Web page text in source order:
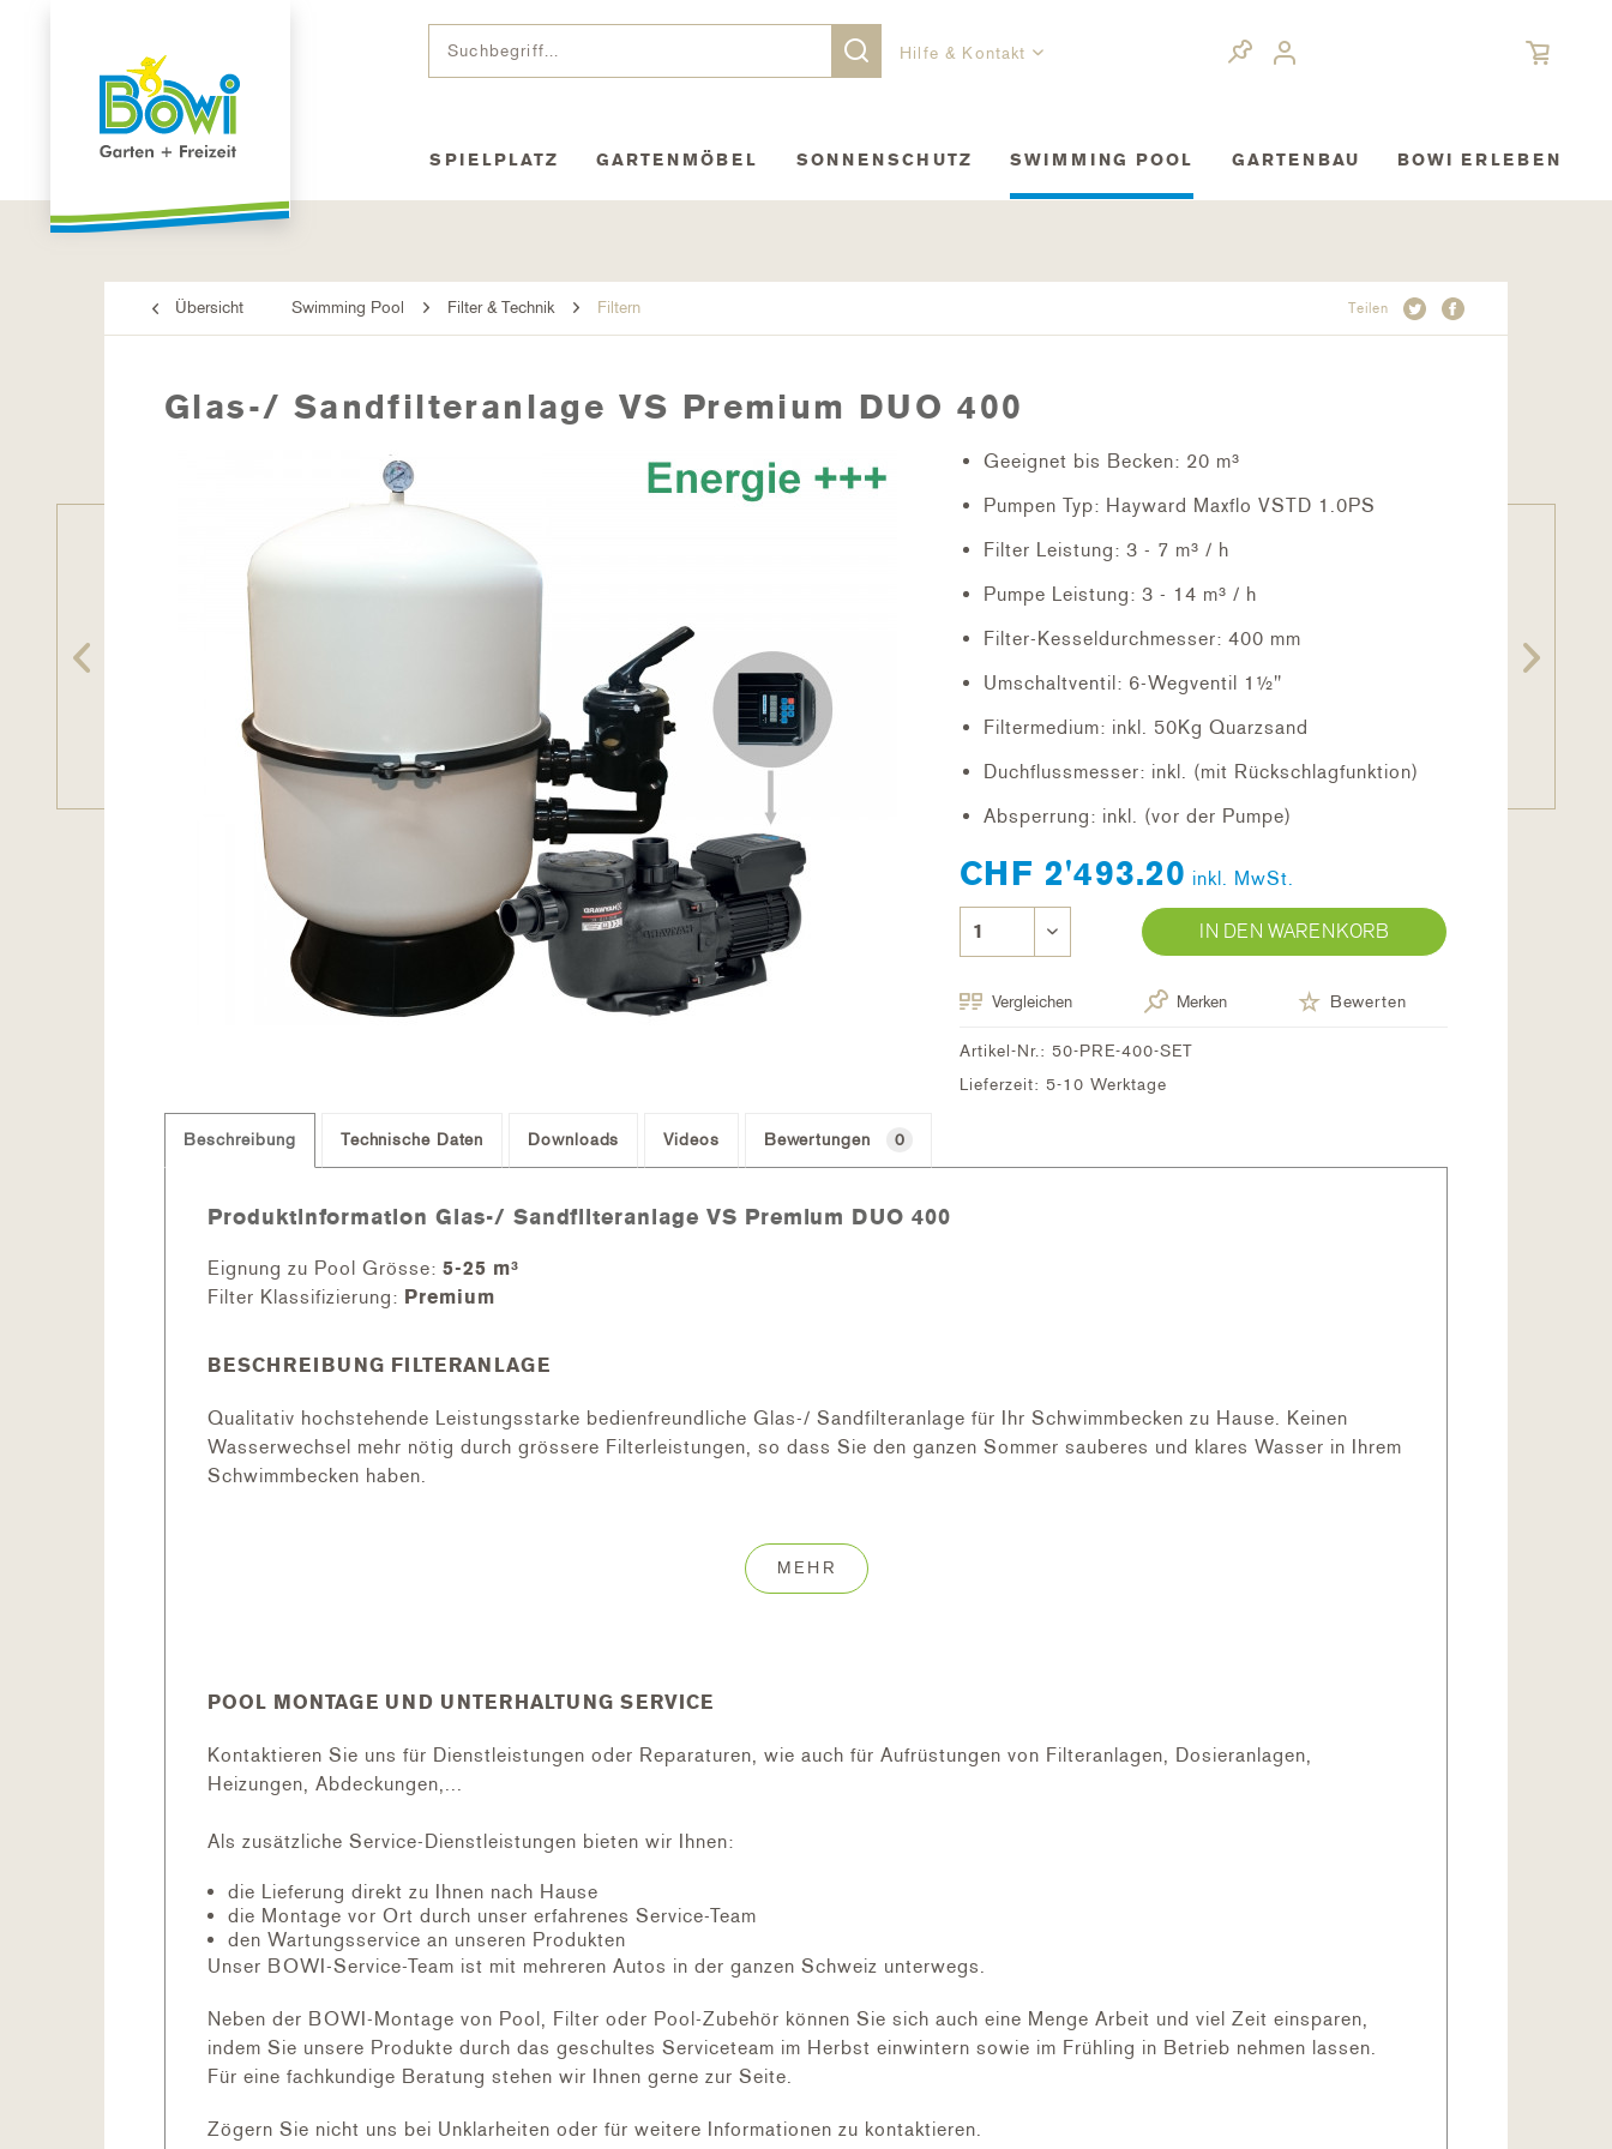
Hilfe & Kontakt
SPIELPLATZ GARTENMÖBEL SONNENSCHUTZ SWIMMING POOL GARTENBAU BOWI ERLEBEN
Übersicht Swimming Pool Filter & Technik Filtern Teilen
Glas-/ Sandfilteranlage VS Premium DUO 400
Geeignet bis Becken: 20 m³
Pumpen Typ: Hayward Maxflo VSTD 1.0PS
Filter Leistung: 3 - 7 m³ / h
Pumpe Leistung: 3 - 14 m³ / h
Filter-Kesseldurchmesser: 400 mm
Umschaltventil: 6-Wegventil 1½"
Filtermedium: inkl. 50Kg Quarzsand
Duchflussmesser: inkl. (mit Rückschlagfunktion)
Absperrung: inkl. (vor der Pumpe)
CHF 2'493.20 inkl. MwSt.
IN DEN WARENKORB
Vergleichen Merken Bewerten
Artikel-Nr.: 50-PRE-400-SET
Lieferzeit: 5-10 Werktage
Beschreibung Technische Daten Downloads Videos Bewertungen 0
Produktinformation Glas-/ Sandfilteranlage VS Premium DUO 400
Eignung zu Pool Grösse: 5-25 m³
Filter Klassifizierung: Premium
BESCHREIBUNG FILTERANLAGE
Qualitativ hochstehende Leistungsstarke bedienfreundliche Glas-/ Sandfilteranlage für Ihr Schwimmbecken zu Hause. Keinen
Wasserwechsel mehr nötig durch grössere Filterleistungen, so dass Sie den ganzen Sommer sauberes und klares Wasser in Ihrem
Schwimmbecken haben.
sehr leicht, weil in 2 Teilen zu tragen
Auch bei engen Platzverhältnissen einzubringen
Sehr einfacher Sandwechsel - weil ganzflächig zugängig
MEHR
POOL MONTAGE UND UNTERHALTUNG SERVICE
Kontaktieren Sie uns für Dienstleistungen oder Reparaturen, wie auch für Aufrüstungen von Filteranlagen, Dosieranlagen,
Heizungen, Abdeckungen,...
Als zusätzliche Service-Dienstleistungen bieten wir Ihnen:
die Lieferung direkt zu Ihnen nach Hause
die Montage vor Ort durch unser erfahrenes Service-Team
den Wartungsservice an unseren Produkten
Unser BOWI-Service-Team ist mit mehreren Autos in der ganzen Schweiz unterwegs.
Neben der BOWI-Montage von Pool, Filter oder Pool-Zubehör können Sie sich auch eine Menge Arbeit und viel Zeit einsparen,
indem Sie unsere Produkte durch das geschultes Serviceteam im Herbst einwintern sowie im Frühling in Betrieb nehmen lassen.
Für eine fachkundige Beratung stehen wir Ihnen gerne zur Seite.
Zögern Sie nicht uns bei Unklarheiten oder für weitere Informationen zu kontaktieren.